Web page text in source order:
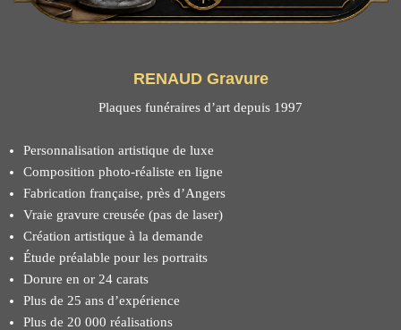
RENAUD Gravure
Plaques funéraires d’art depuis 1997
Personnalisation artistique de luxe
Composition photo-réaliste en ligne
Fabrication française, près d’Angers
Vraie gravure creusée (pas de laser)
Création artistique à la demande
Étude préalable pour les portraits
Dorure en or 24 carats
Plus de 25 ans d’expérience
Plus de 20 000 réalisations